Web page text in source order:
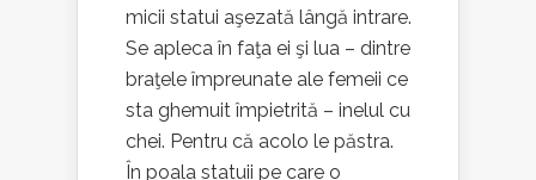
micii statui aşezată lângă intrare.
Se apleca în faţa ei şi lua – dintre
braţele împreunate ale femeii ce
sta ghemuit împietrită – inelul cu
chei. Pentru că acolo le păstra.
În poala statuii pe care o